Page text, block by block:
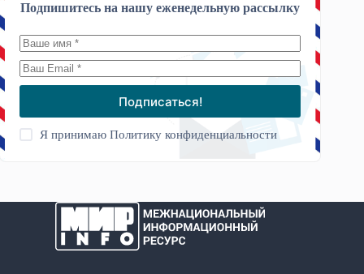
Подпишитесь на нашу еженедельную рассылку
Подписаться!
Я принимаюПолитику конфиденциальности